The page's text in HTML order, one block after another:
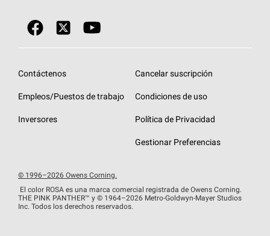
Tecnología SureNail®
Garantías de techos
Únase a la red de contratistas de techos
Diseño en el techo
Eventos para contratistas
Encuentre una tienda o encuentre un
Financiamiento de techos
Contáctenos
Empleos/Puestos de trabajo
Inversores
Cancelar suscripción
Condiciones de uso
Política de Privacidad
Gestionar Preferencias
© 1996–2026 Owens Corning.
El color ROSA es una marca comercial registrada de Owens Corning.
THE PINK PANTHER™ y © 1964–2026 Metro-Goldwyn-Mayer Studios
Inc. Todos los derechos reservados.